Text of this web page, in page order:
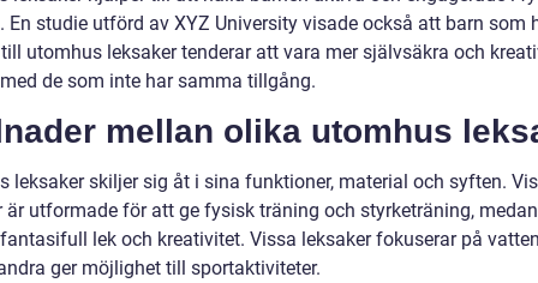
En studie utförd av XYZ University visade också att barn som
utomhus leksaker tenderar att vara mer självsäkra och
de som inte har samma tillgång.
mellan olika utomhus
leksaker skiljer sig åt i sina funktioner, material och syften.
är utformade för att ge fysisk träning och styrketräning,
lek och kreativitet. Vissa leksaker fokuserar på
ger möjlighet till sportaktiviteter.